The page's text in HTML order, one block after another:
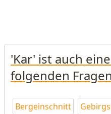
'Kar' ist auch
folgenden
Bergeinschnitt